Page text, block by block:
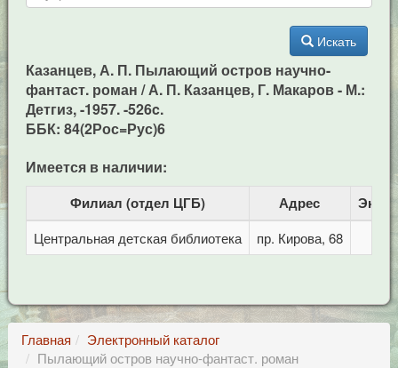
Искать
Казанцев, А. П. Пылающий остров научно-
фантаст. роман / А. П. Казанцев, Г. Макаров - М.:
Детгиз, -1957. -526c.
ББК: 84(2Рос=Рус)6
Имеется в наличии:
Филиал (отдел ЦГБ) Адрес
Центральная детская библиотека пр. Кирова, 68
Главная
Электронный каталог
Пылающий остров научно-фантаст. роман